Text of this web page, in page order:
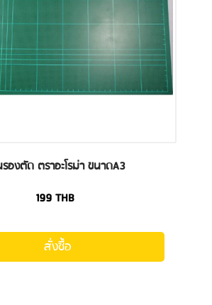
องตัด ตราอะโรม่า ขนาดA3
199 THB
สั่งซื้อ